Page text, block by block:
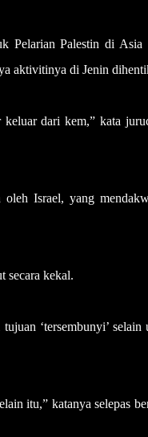
Pelarian Palestin di Asia
aktivitinya di Jenin
dari kem,” kata
Israel, yang
secara kekal.
‘tersembunyi’ selain
itu,” katanya selepas